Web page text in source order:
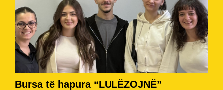
Bursa të hapura “LULËZOJNË”